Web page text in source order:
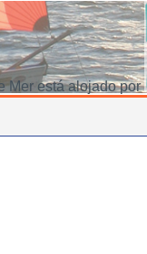
Mer está alojado por